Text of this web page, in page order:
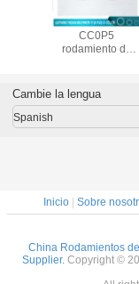
CRBS 1008 UU
CC0P5
rodamiento de
fabricado en
Cambie la lengua
Spanish
Inicio| Sobre
China Rodamientos
Supplier. Copyright ©